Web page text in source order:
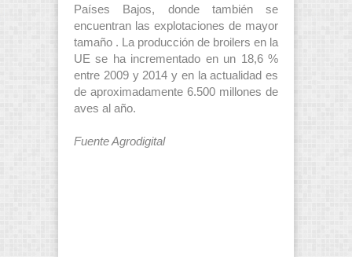
Países Bajos, donde también se
encuentran las explotaciones de mayor
tamaño . La producción de broilers en la
UE se ha incrementado en un 18,6 %
entre 2009 y 2014 y en la actualidad es
de aproximadamente 6.500 millones de
aves al año.
Fuente Agrodigital